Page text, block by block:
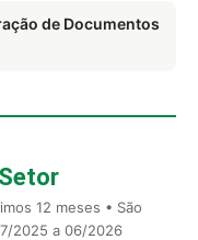
de Documentos
12 meses • São
2025 a 06/2026